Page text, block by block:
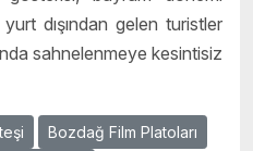
dışından gelen turistler
sahnelenmeye kesintisiz
Bozdağ Film Platoları